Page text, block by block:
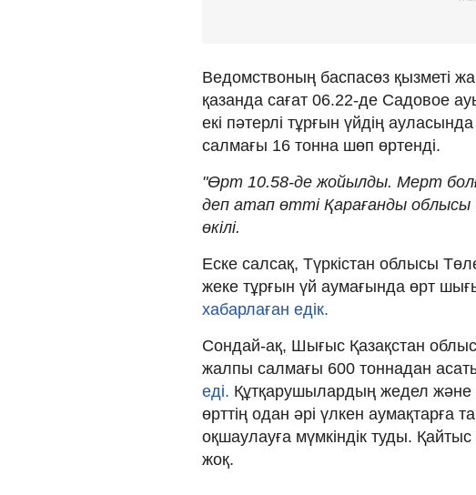
Ведомствоның баспасөз қызметі
қазанда сағат 06.22-де Садовое
екі пәтерлі тұрғын үйдің
салмағы 16 тонна шөп өртенді.
"Өрт 10.58-де жойылды. Мерт
деп атап өтті Қарағанды
өкілі.
Еске салсақ, Түркістан облысы
жеке тұрғын үй аумағында өрт
хабарлаған едік.
Сондай-ақ, Шығыс Қазақстан
жалпы салмағы 600 тоннадан
еді. Құтқарушылардың жедел және
өрттің одан әрі үлкен аумақтарға
оқшаулауға мүмкіндік туды.
жоқ.